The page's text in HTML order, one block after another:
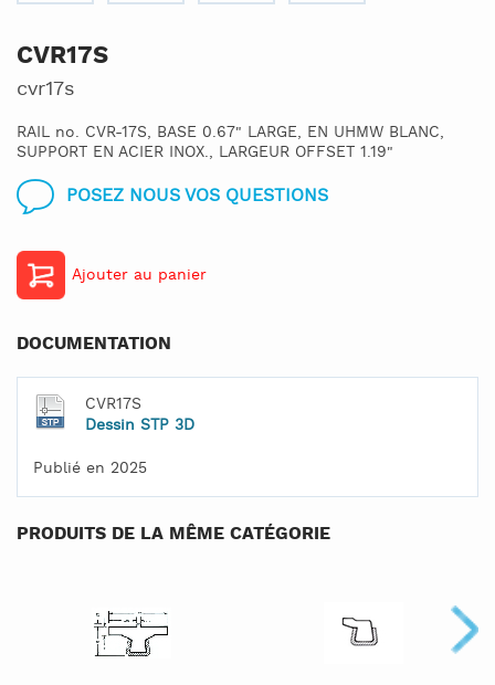
CVR17S
cvr17s
RAIL no. CVR-17S, BASE 0.67" LARGE, EN UHMW BLANC,
SUPPORT EN ACIER INOX., LARGEUR OFFSET 1.19"
POSEZ NOUS VOS QUESTIONS
Ajouter au panier
DOCUMENTATION
CVR17S
Dessin STP 3D
Publié en 2025
PRODUITS DE LA MÊME CATÉGORIE